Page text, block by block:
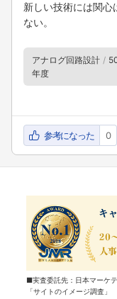
新しい技術には関
ない。
アナログ回路設計
年度
参考になった 0
■実査委託先：日本マーケ
「サイトのイメージ調査」